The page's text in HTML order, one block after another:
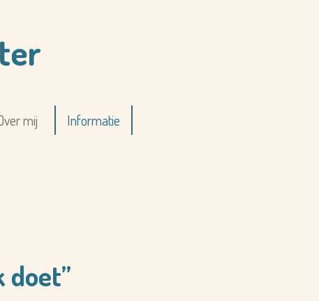
mij
Informatie
doet”